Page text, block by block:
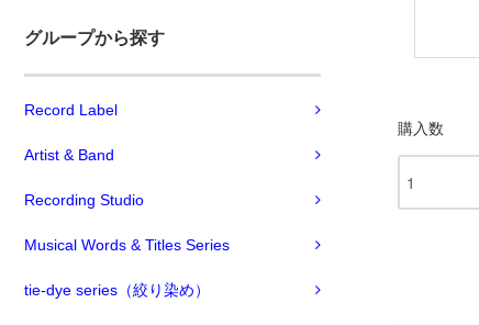
グループから探す
Record Label
Artist & Band
Recording Studio
Musical Words & Titles Series
tie-dye series（絞り染め）
購入数